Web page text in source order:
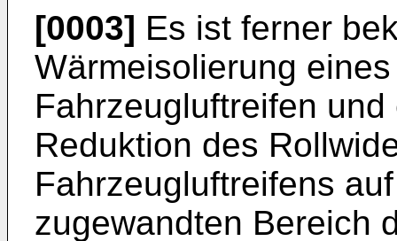
[0003] Es ist ferner
Wärmeisolierung
Fahrzeugluftreifen
Reduktion des
Fahrzeugluftreifens
zugewandten Bereich